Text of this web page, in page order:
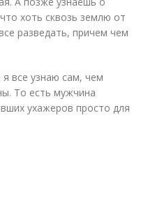
хоть сквозь землю от
разведать, причем чем
все узнаю сам, чем
То есть мужчина
ухажеров просто для